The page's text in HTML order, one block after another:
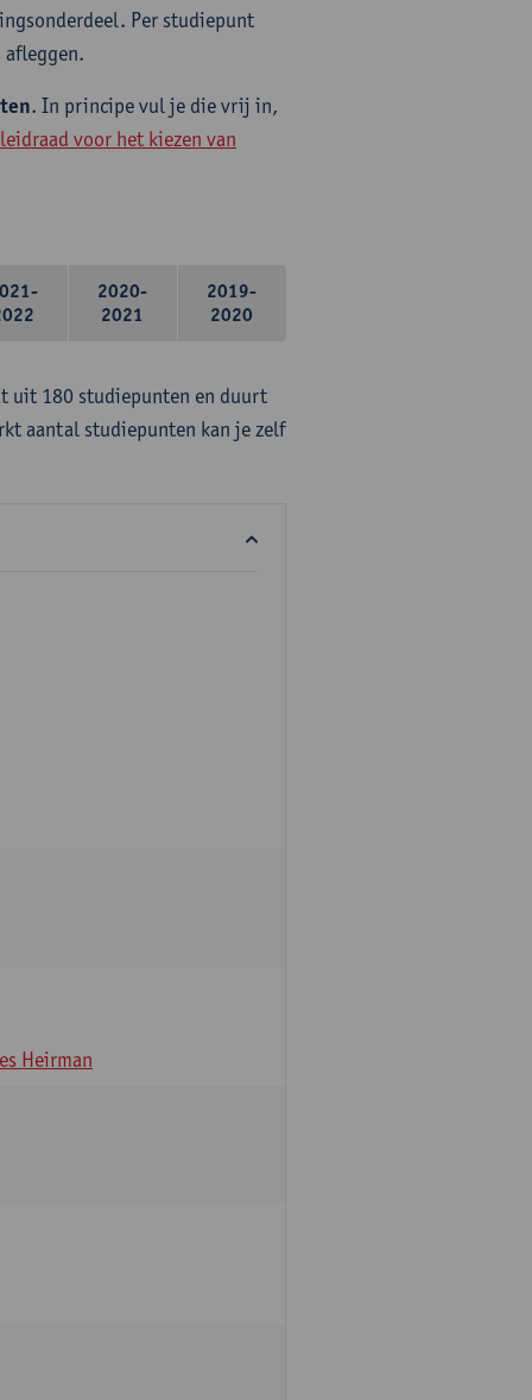
Per studiepunt
afleggen.
. In principe vul je die vrij in,
leidraad voor het kiezen van
2020-
2021
2019-
2020
uit 180 studiepunten en duurt
aantal studiepunten kan je zelf
Heirman